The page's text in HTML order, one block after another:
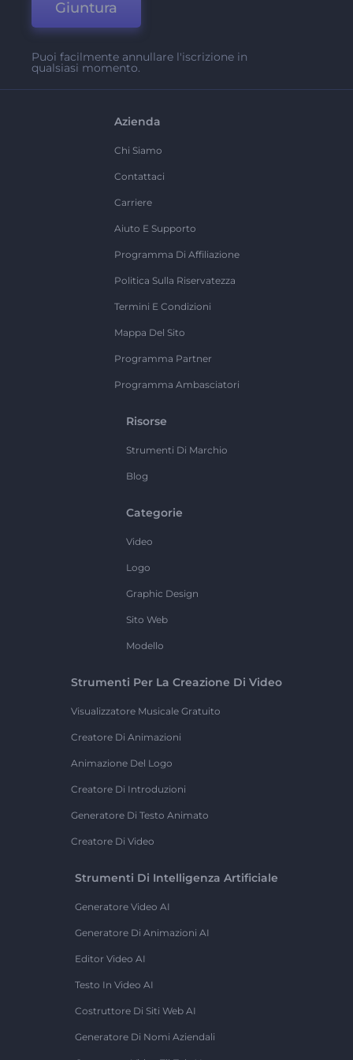
Giuntura
Puoi facilmente annullare l'iscrizione in
qualsiasi momento.
Azienda
Chi Siamo
Contattaci
Carriere
Aiuto E Supporto
Programma Di Affiliazione
Politica Sulla Riservatezza
Termini E Condizioni
Mappa Del Sito
Programma Partner
Programma Ambasciatori
Risorse
Strumenti Di Marchio
Blog
Categorie
Video
Logo
Graphic Design
Sito Web
Modello
Strumenti Per La Creazione Di Video
Visualizzatore Musicale Gratuito
Creatore Di Animazioni
Animazione Del Logo
Creatore Di Introduzioni
Generatore Di Testo Animato
Creatore Di Video
Strumenti Di Intelligenza Artificiale
Generatore Video AI
Generatore Di Animazioni AI
Editor Video AI
Testo In Video AI
Costruttore Di Siti Web AI
Generatore Di Nomi Aziendali